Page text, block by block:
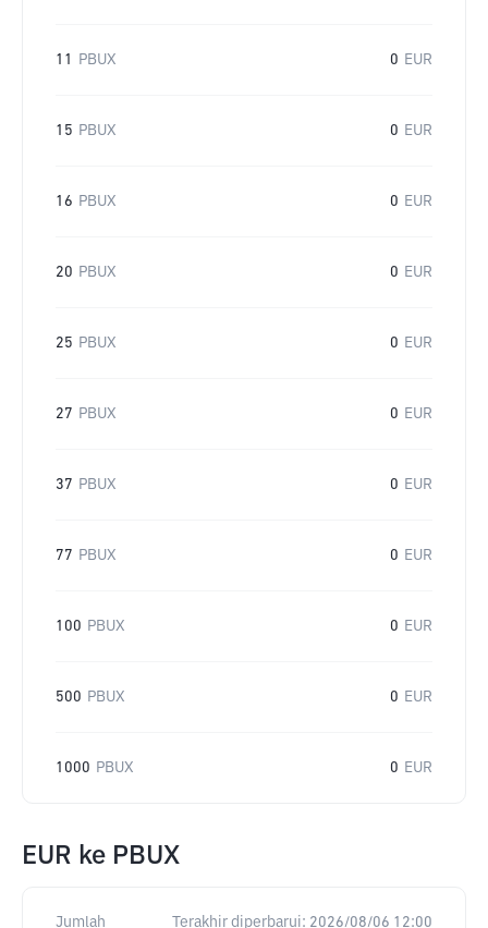
11 PBUX 0 EUR
15 PBUX 0 EUR
16 PBUX 0 EUR
20 PBUX 0 EUR
25 PBUX 0 EUR
27 PBUX 0 EUR
37 PBUX 0 EUR
77 PBUX 0 EUR
100 PBUX 0 EUR
500 PBUX 0 EUR
1000 PBUX 0 EUR
EUR ke PBUX
Jumlah Terakhir diperbarui: 2026/08/06 12:00